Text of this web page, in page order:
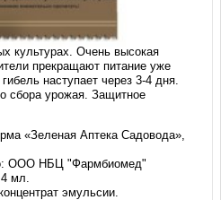
инсектоакарицидный
клещей и
декоративных,
культурах. Очень высокая
прекращают питание уже
наступает через 3-4 дня.
сбора урожая. Защитное
«Зеленая Аптека Садовода»,
ООО НБЦ "Фармбиомед"
мл.
эмульсии.